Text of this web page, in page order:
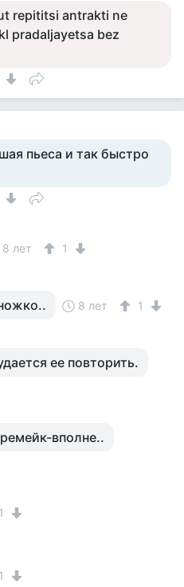
repititsi antrakti ne
pradaljayetsa bez
пьеса и так быстро
8 лет 1
8 лет 1
ее повторить.
вполне..
1
1